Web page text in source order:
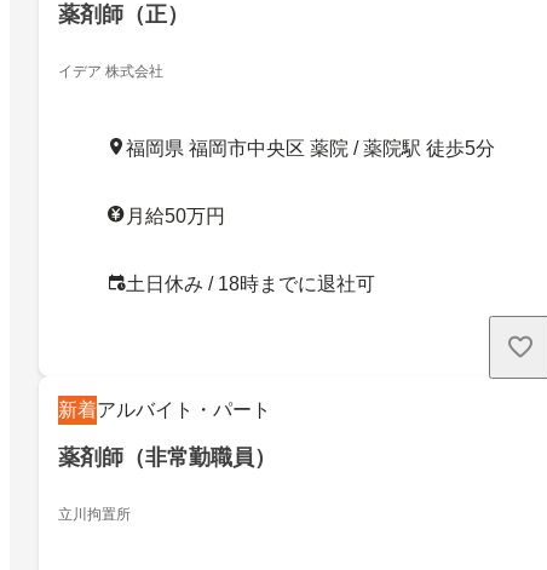
薬剤師（正）
イデア 株式会社
福岡県 福岡市中央区 薬院 / 薬院駅 徒歩5分
月給50万円
土日休み / 18時までに退社可
新着アルバイト・パート
薬剤師（非常勤職員）
立川拘置所